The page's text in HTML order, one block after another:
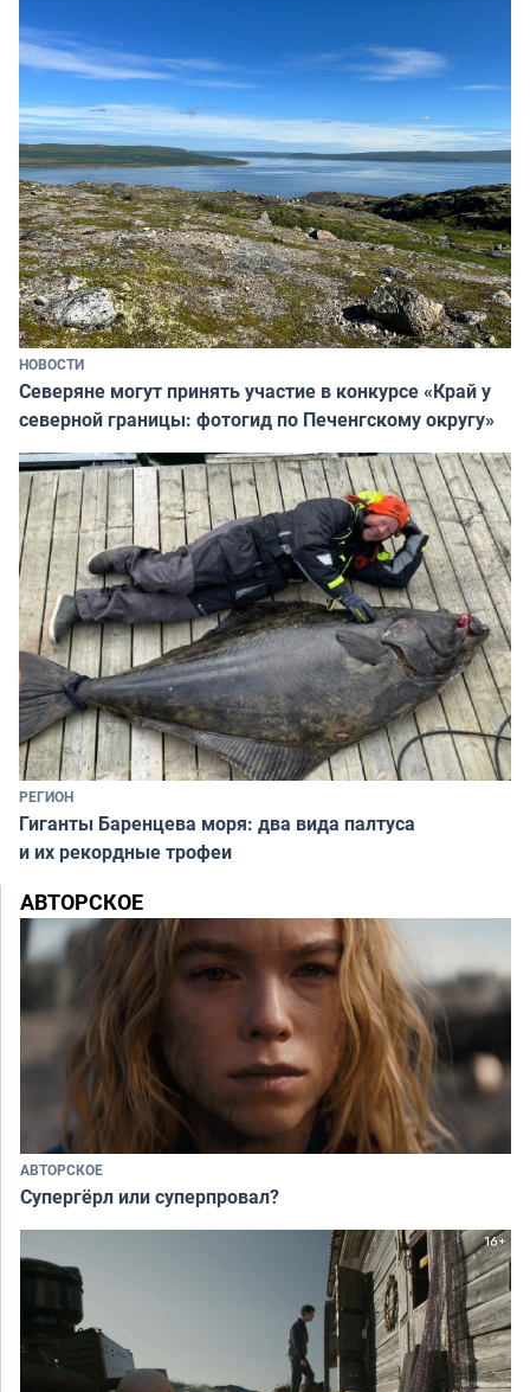
НОВОСТИ
Северяне могут принять участие в конкурсе «Край у
северной границы: фотогид по Печенгскому округу»
РЕГИОН
Гиганты Баренцева моря: два вида палтуса
и их рекордные трофеи
АВТОРСКОЕ
АВТОРСКОЕ
Супергёрл или суперпровал?